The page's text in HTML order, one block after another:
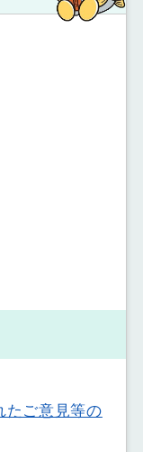
たご意見等の